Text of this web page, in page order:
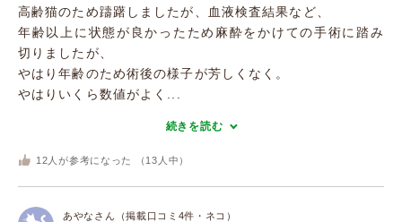
高齢猫のため躊躇しましたが、血液検査結果など、
年齢以上に状態が良かったため麻酔をかけての手術に踏み
切りましたが、
やはり年齢のため術後の様子が芳しくなく。
やはりいくら数値がよく...
続きを読む
12 人が参考になった （ 13 人中）
あやなさん（掲載口コミ4件・ネコ）